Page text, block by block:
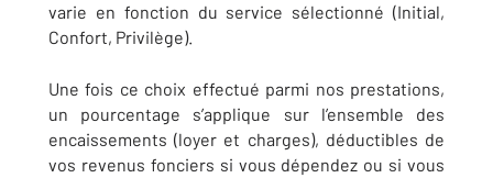
varie en fonction du service sélectionné (Initial,
Confort, Privilège).
Une fois ce choix effectué parmi nos prestations,
un pourcentage s’applique sur l’ensemble des
encaissements (loyer et charges), déductibles de
vos revenus fonciers si vous dépendez ou si vous